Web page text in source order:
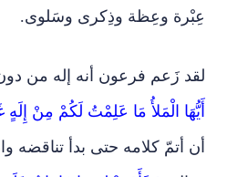
عِبْرة وعِظة وذِكرى وسَلوى.
لقد زَعم فرعون أنه إله من
أَيُّهَا الْمَلأُ مَا عَلِمْتُ لَكُمْ مِنْ
أن أتمّ كلامه حتى بدأ تناقضه